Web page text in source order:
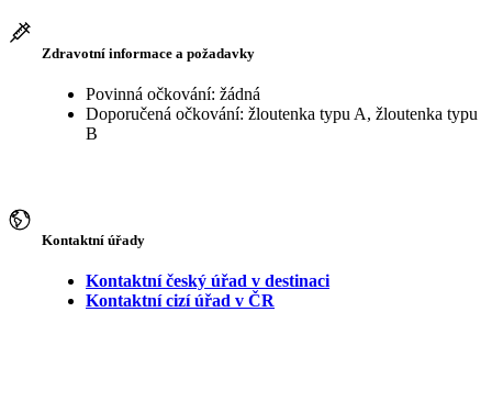
Zdravotní informace a požadavky
Povinná očkování: žádná
Doporučená očkování: žloutenka typu A, žloutenka typu
B
Kontaktní úřady
Kontaktní český úřad v destinaci
Kontaktní cizí úřad v ČR